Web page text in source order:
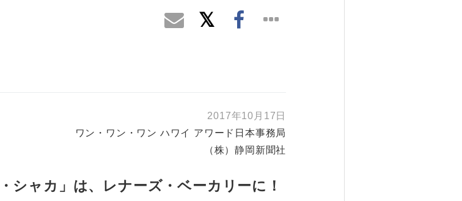
2017年10月17日
ワン・ワン・ワン ハワイ アワード日本事務局
（株）静岡新聞社
シャカ」は、レナーズ・ベーカリーに！